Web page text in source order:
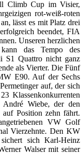
Climb Cup im Visier,
rot-weiß-roten
lässt es mit Platz drei
beendet, FIA
Unseren herzlichen
das Tempo des
S1 Quattro nicht ganz
als Vierter. Die Fünf
E90. Auf der Sechs
auf, der sich
Klassenkonkurrenten
Wiebe, der den
Position zehn fährt.
VW Golf
Vierzehnte. Den KW
sich Karl-Heinz
Walser mit seiner